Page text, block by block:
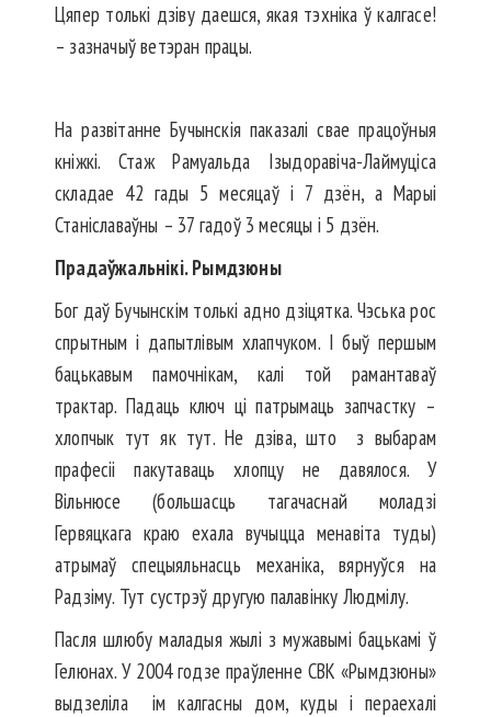
Цяпер толькі дзіву даешся, якая тэхніка ў калгасе!
– зазначыў ветэран працы.
На развітанне Бучынскія паказалі свае працоўныя
кніжкі. Стаж Рамуальда Ізыдоравіча-Лаймуціса
складае 42 гады 5 месяцаў і 7 дзён, а Марыі
Станіславаўны – 37 гадоў 3 месяцы і 5 дзён.
Прадаў­жальнікі. Рымдзюны
Бог даў Бучынскім толькі адно дзіцятка. Чэська рос
спрытным і дапытлівым хлапчуком. І быў першым
бацькавым памочнікам, калі той рамантаваў
трактар. Падаць ключ ці патрымаць запчастку –
хлопчык тут як тут. Не дзіва, што з выбарам
прафесіі пакутаваць хлопцу не давялося. У
Вільнюсе (большасць тагачаснай моладзі
Гервяцкага краю ехала вучыцца менавіта туды)
атрымаў спецыяльнасць механіка, вярнуўся на
Радзіму. Тут сустрэў другую палавінку Людмілу.
Пасля шлюбу маладыя жылі з мужавымі бацькамі ў
Гелюнах. У 2004 годзе праўленне СВК «Рымдзюны»
выдзеліла ім калгасны дом, куды і пераехалі